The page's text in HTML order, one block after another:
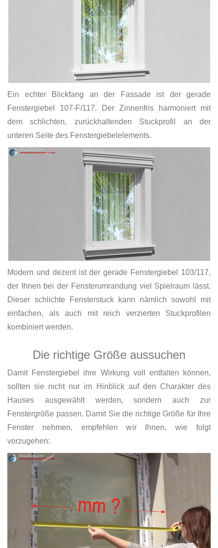
Ein echter Blickfang an der Fassade ist der gerade
Fenstergiebel 107-F/117. Der Zinnenfris harmoniert mit
dem schlichten, zurückhaltenden Stuckprofil an der
unteren Seite des Fenstergiebelelements.
Modern und dezent ist der gerade Fenstergiebel 103/117,
der Ihnen bei der Fensterumrandung viel Spielraum lässt.
Dieser schlichte Fensterstuck kann nämlich sowohl mit
einfachen, als auch mit reich verzierten Stuckprofilen
kombiniert werden.
Die richtige Größe aussuchen
Damit Fenstergiebel ihre Wirkung voll entfalten können,
sollten sie nicht nur im Hinblick auf den Charakter des
Hauses ausgewählt werden, sondern auch zur
Fenstergröße passen. Damit Sie die richtige Größe für Ihre
Fenster nehmen, empfehlen wir Ihnen, wie folgt
vorzugehen: